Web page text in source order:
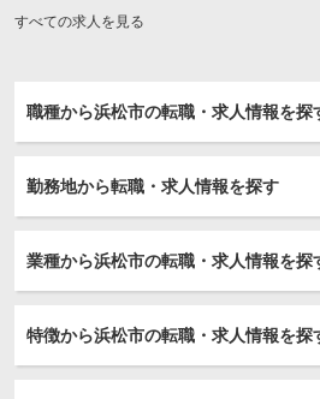
すべての求人を見る
職種から浜松市の転職・求人情報を探
勤務地から転職・求人情報を探す
業種から浜松市の転職・求人情報を探
特徴から浜松市の転職・求人情報を探